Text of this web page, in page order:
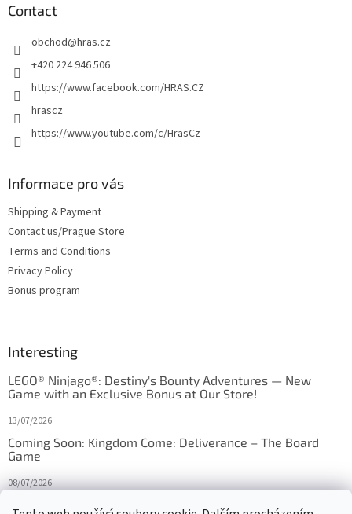
Contact
obchod@hras.cz
+420 224 946 506
https://www.facebook.com/HRAS.CZ
hrascz
https://www.youtube.com/c/HrasCz
Informace pro vás
Shipping & Payment
Contact us/Prague Store
Terms and Conditions
Privacy Policy
Bonus program
Interesting
LEGO® Ninjago®: Destiny's Bounty Adventures — New
Game with an Exclusive Bonus at Our Store!
13/07/2026
Coming Soon: Kingdom Come: Deliverance – The Board
Game
08/07/2026